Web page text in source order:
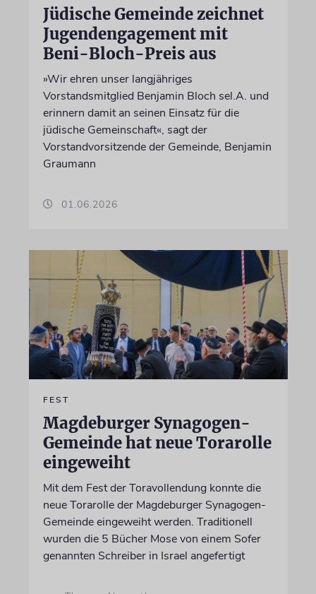
Jüdische Gemeinde zeichnet
Jugendengagement mit
Beni-Bloch-Preis aus
»Wir ehren unser langjähriges
Vorstandsmitglied Benjamin Bloch sel.A. und
erinnern damit an seinen Einsatz für die
jüdische Gemeinschaft«, sagt der
Vorstandvorsitzende der Gemeinde, Benjamin
Graumann
01.06.2026
FEST
Magdeburger Synagogen-
Gemeinde hat neue Torarolle
eingeweiht
Mit dem Fest der Toravollendung konnte die
neue Torarolle der Magdeburger Synagogen-
Gemeinde eingeweiht werden. Traditionell
wurden die 5 Bücher Mose von einem Sofer
genannten Schreiber in Israel angefertigt